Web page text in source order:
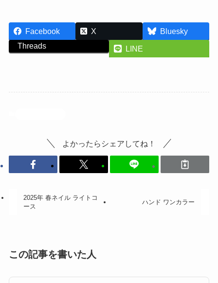
Facebook X
Bluesky
Threads
LINE
よかったらシェアしてね！
2025年 春ネイル ライトコ
ース
ハンド ワンカラー
この記事を書いた人